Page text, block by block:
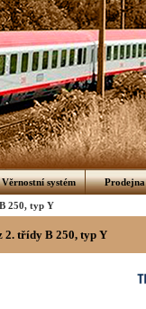
Věrnostní systém Prodejna
250, typ Y
třídy B 250, typ Y